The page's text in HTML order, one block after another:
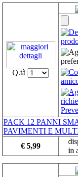
Q.tà
PACK 12 PANNI
PAVIMENTI E
€ 5,99
in